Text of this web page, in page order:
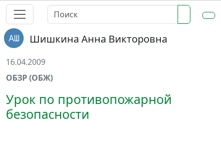
Шишкина Анна Викторовна
16.04.2009
ОБЗР (ОБЖ)
Урок по противопожарной
безопасности